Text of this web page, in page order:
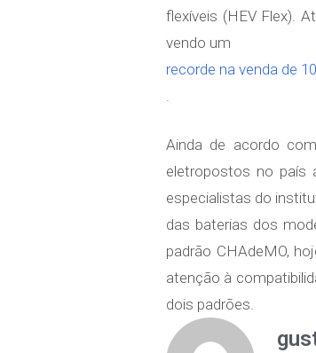
flexíveis (HEV Flex).
vendo um
recorde na venda de
.
Ainda de acordo
eletropostos no país
especialistas do
das baterias dos
padrão CHAdeMO,
atenção à
dois padrões.